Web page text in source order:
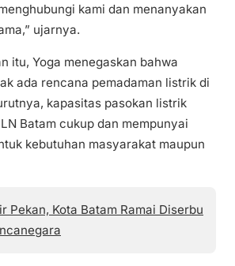
kami dan menanyakan
ujarnya.
itu, Yoga menegaskan bahwa
ada rencana pemadaman listrik di
kapasitas pasokan listrik
Batam cukup dan mempunyai
kebutuhan masyarakat maupun
Pekan, Kota Batam Ramai Diserbu